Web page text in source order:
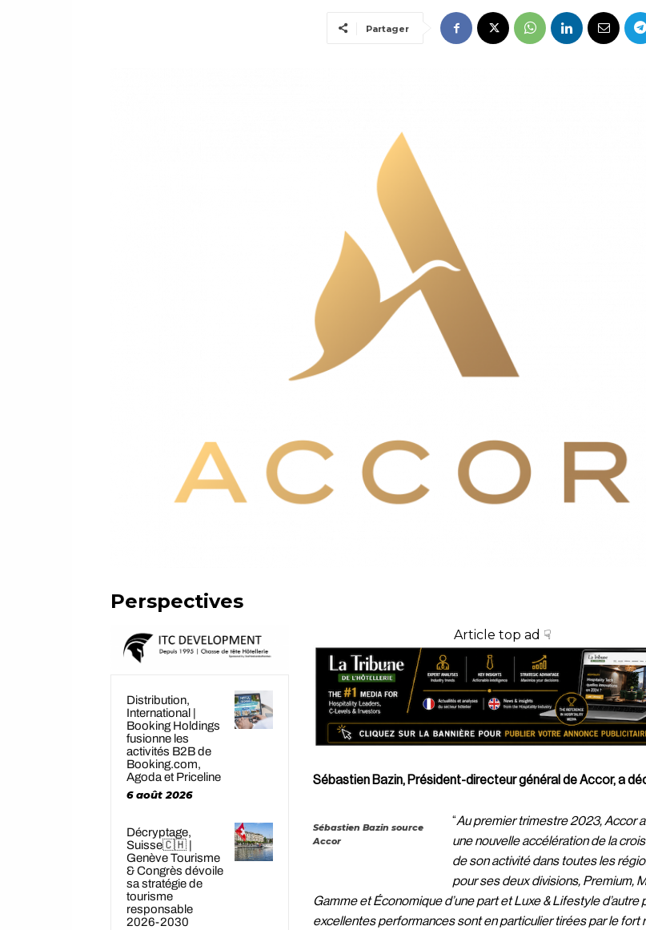
Partager
Perspectives
Distribution,
International |
Booking Holdings
fusionne les
activités B2B de
Booking.com,
Agoda et Priceline
6 août 2026
Décryptage,
Suisse🇨🇭 |
Genève Tourisme
& Congrès dévoile
sa stratégie de
tourisme
responsable
2026-2030
Article top ad ☟
Sébastien Bazin, Président-directeur général de Accor, a
Sébastien Bazin source
Accor
“Au premier trimestre 2023, Accor
une nouvelle accélération de la
de son activité dans toutes les
pour ses deux divisions, Premium,
Gamme et Économique d’une part et Luxe & Lifestyle d’autre
excellentes performances sont en particulier tirées par le fort